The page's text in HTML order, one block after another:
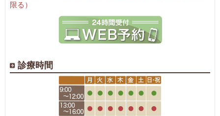
限る）
診療時間